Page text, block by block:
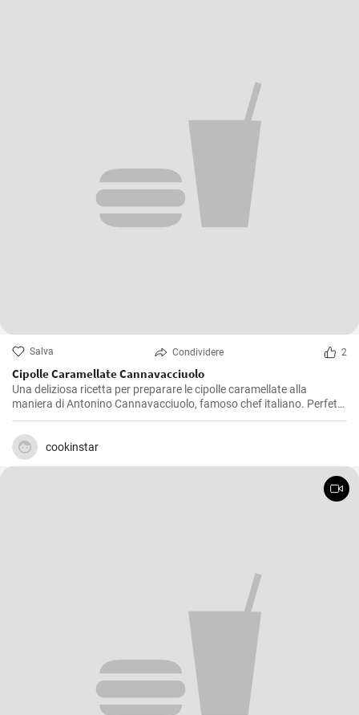
Salva Condividere 2
Cipolle Caramellate Cannavacciuolo
Una deliziosa ricetta per preparare le cipolle caramellate alla
maniera di Antonino Cannavacciuolo, famoso chef italiano. Perfette
da servire come contorno o da utilizzare per arricchire piatti a base
di carne.
cookinstar